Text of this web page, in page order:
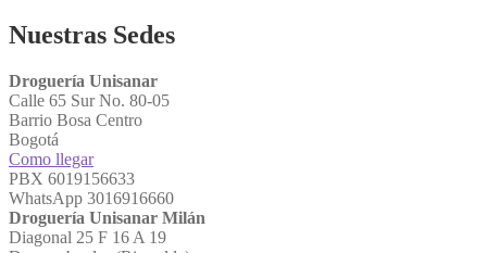
Nuestras Sedes
Droguería Unisanar
Calle 65 Sur No. 80-05
Barrio Bosa Centro
Bogotá
Como llegar
PBX 6019156633
WhatsApp 3016916660
Droguería Unisanar Milán
Diagonal 25 F 16 A 19